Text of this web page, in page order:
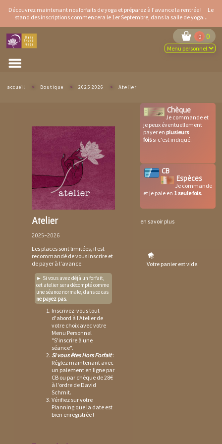
contenu
principal
Découvrez maintenant nos forfaits de yoga et préparez à l'avance la rentrée ! Le
stand des inscriptionscommencera le 1er Septembre, dans la salle de yoga...
0 0
accueil > Boutique > 2025 2026 > Atelier
Atelier
2025-2026
Les places sont limitées, il est
recommandé de vous inscrire et
de payer à l'avance.
► Si vous avez déjà un forfait,
cet atelier sera décompté comme
une séance normale, dans ce cas
ne payez pas.
Inscrivez-vous tout
d'abord à l'Atelier de
votre choix avec votre
Menu Personnel
"S'inscrire à une
séance".
Si vous êtes Hors Forfait:
Réglez maintenant avec
un paiement en ligne par
CB ou par chèque de 28€
à l'ordre de David
Schmit.
Vérifiez sur votre
Planningque la date est
bien enregistrée !
Chèque
Je commande et
je peux éventuellement
payer en plusieurs
foissi c'est indiqué.
CB
Espèces
Je commande
et je paie en 1 seule fois.
en savoir plus
Votre panier est vide.